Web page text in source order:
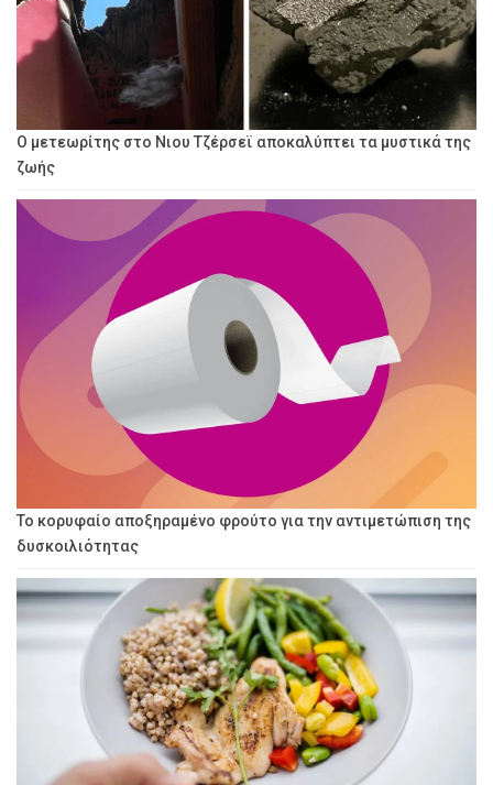
Ο μετεωρίτης στο Νιου Τζέρσεϊ αποκαλύπτει τα μυστικά της
ζωής
Το κορυφαίο αποξηραμένο φρούτο για την αντιμετώπιση της
δυσκοιλιότητας